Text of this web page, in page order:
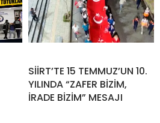
SİİRT’TE 15 TEMMUZ’UN 10.
YILINDA “ZAFER BİZİM,
İRADE BİZİM” MESAJI